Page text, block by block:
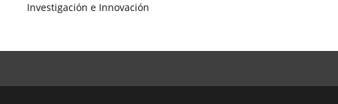
Investigación e Innovación